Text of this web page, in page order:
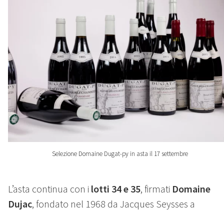
Selezione Domaine Dugat-py in asta il 17 settembre
L’asta continua con i lotti 34 e 35, firmati Domaine
Dujac, fondato nel 1968 da Jacques Seysses a